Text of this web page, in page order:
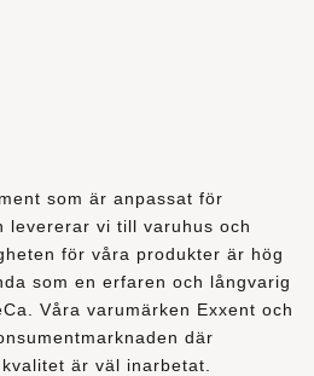
som är anpassat för
levererar vi till varuhus och
för våra produkter är hög
som en erfaren och långvarig
Våra varumärken Exxent och
där
är väl inarbetat.